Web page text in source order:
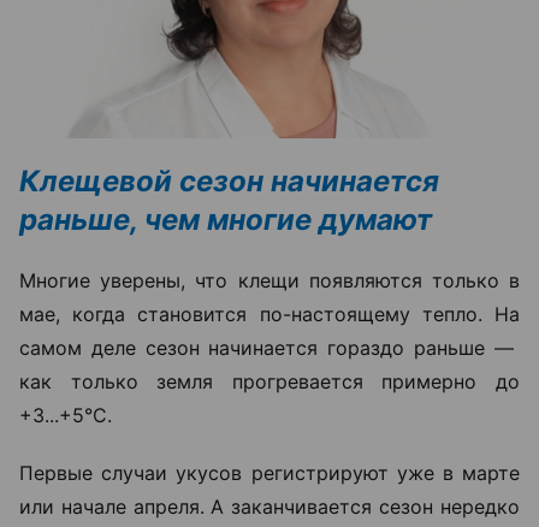
Клещевой сезон начинается
раньше, чем многие думают
Многие уверены, что клещи появляются только в
мае, когда становится по-настоящему тепло. На
самом деле сезон начинается гораздо раньше —
как только земля прогревается примерно до
+3...+5°C.
Первые случаи укусов регистрируют уже в марте
или начале апреля. А заканчивается сезон нередко